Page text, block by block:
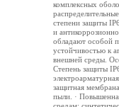
комплексных
степени защиты
и
обладают особой
устойчивостью к
внешней среды.
Степень защиты
защитная
пыли. ·